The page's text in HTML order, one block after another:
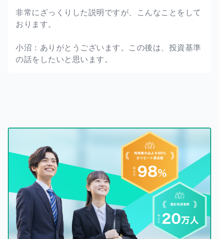
非常にざっくりした説明ですが、こんなことをして
おります。
小沼：ありがとうございます。この後は、投資基準
の話をしたいと思います。